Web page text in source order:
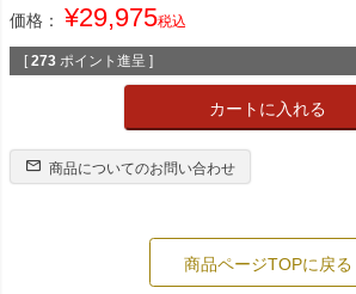
価格： ¥29,975税込
[ 273 ポイント進呈 ]
カートに入れる
商品についてのお問い合わせ
商品ページTOPに戻る